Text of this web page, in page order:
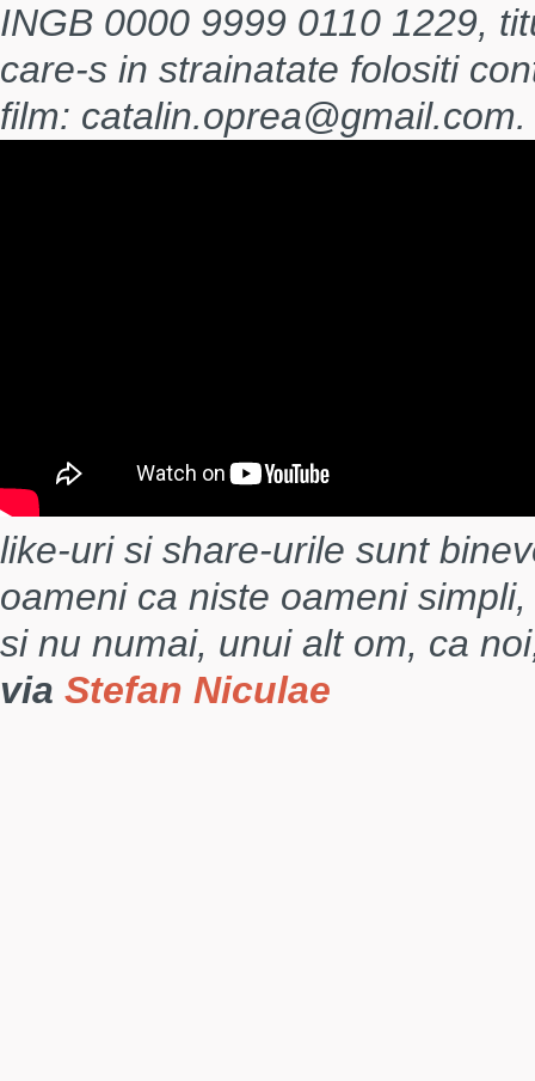
INGB 0000 9999 0110 1229,
care-s in strainatate folositi
film: catalin.oprea@gmail.com.
like-uri si share-urile sunt
oameni ca niste oameni
si nu numai, unui alt om, ca
via Stefan Niculae